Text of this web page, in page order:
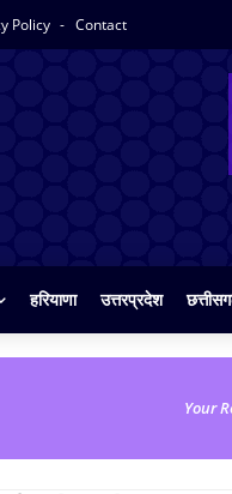
Policy Contact
हरियाणा उत्तरप्रदेश
Your